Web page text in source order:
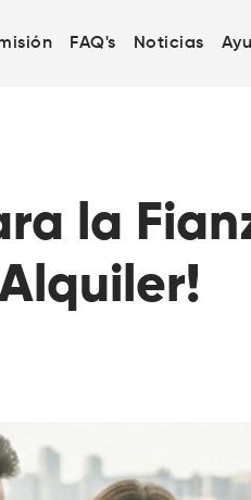
FAQ's Noticias
la